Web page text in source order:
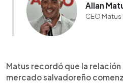
Allan
CEO
Matus recordó que la relación
mercado salvadoreño